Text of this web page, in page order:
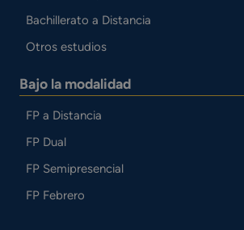
Bachillerato a Distancia
Otros estudios
Bajo la modalidad
FP a Distancia
FP Dual
FP Semipresencial
FP Febrero